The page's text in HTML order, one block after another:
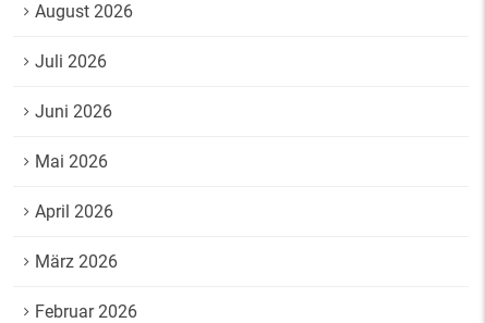
August 2026
Juli 2026
Juni 2026
Mai 2026
April 2026
März 2026
Februar 2026